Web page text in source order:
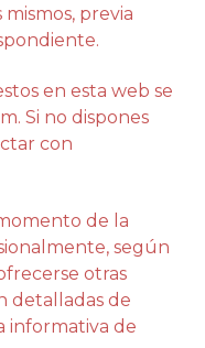
previa
en esta web se
Si no dispones
con
de la
según
otras
detalladas de
informativa de